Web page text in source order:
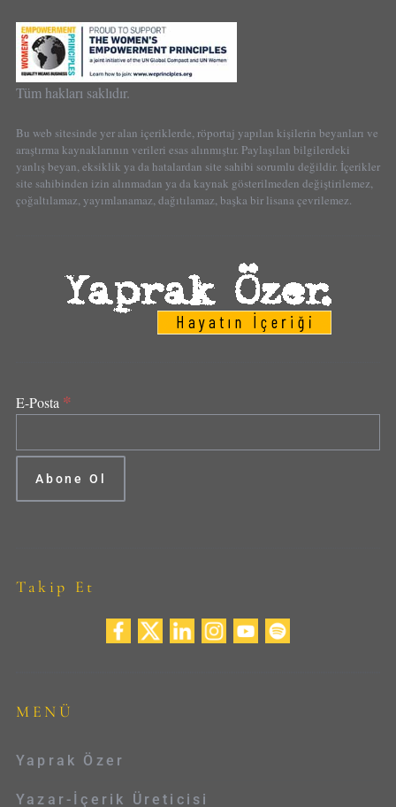
Tüm hakları saklıdır.
Bu web sitesinde yer alan içeriklerde, röportaj yapılan kişilerin beyanları ve
araştırma kaynaklarının verileri esas alınmıştır. Paylaşılan bilgilerdeki
yanlış beyan, eksiklik ya da hatalardan site sahibi sorumlu değildir. İçerikler
site sahibinden izin alınmadan ya da kaynak gösterilmeden değiştirilemez,
çoğaltılamaz, yayımlanamaz, dağıtılamaz, başka bir lisana çevrilemez.
E-Posta *
Takip Et
MENÜ
Yaprak Özer
Yazar-İçerik Üreticisi